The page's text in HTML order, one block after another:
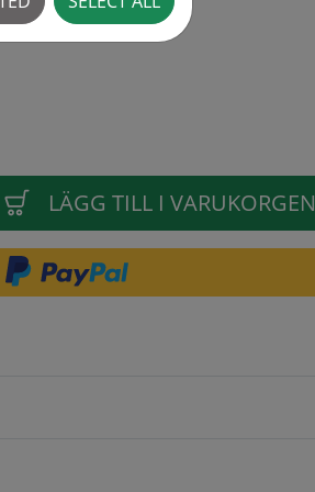
LÄGG TILL I VARUKORGEN